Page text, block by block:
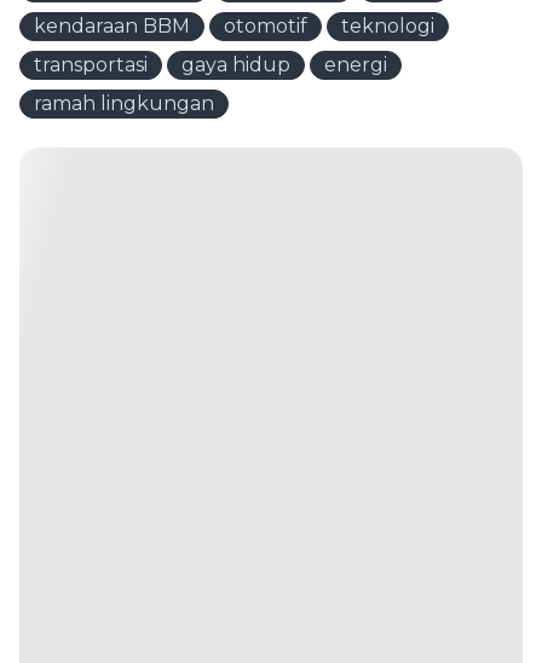
kendaraan BBM
otomotif
teknologi
transportasi
gaya hidup
energi
ramah lingkungan